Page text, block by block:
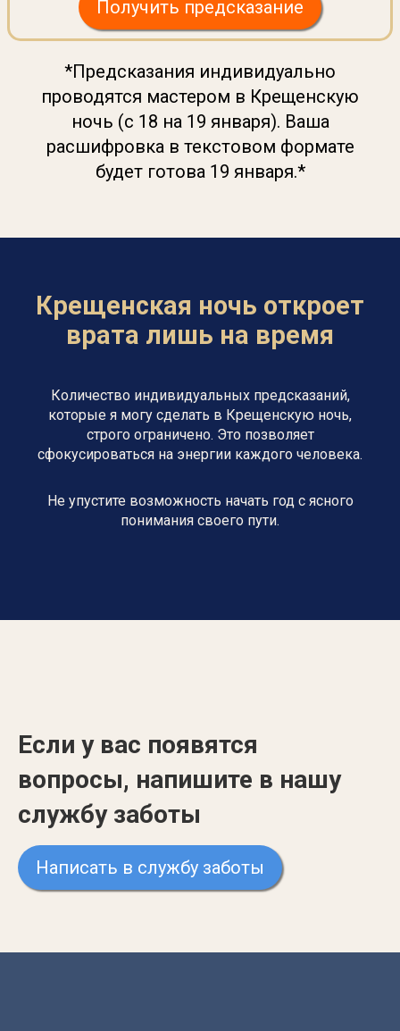
Получить предсказание
*Предсказания индивидуально
проводятся мастером в Крещенскую
ночь (с 18 на 19 января). Ваша
расшифровка в текстовом формате
будет готова 19 января.*
Крещенская ночь откроет
врата лишь на время
Количество индивидуальных предсказаний,
которые я могу сделать в Крещенскую ночь,
строго ограничено. Это позволяет
сфокусироваться на энергии каждого человека.
Не упустите возможность начать год с ясного
понимания своего пути.
Если у вас появятся
вопросы, напишите в нашу
службу заботы
Написать в службу заботы